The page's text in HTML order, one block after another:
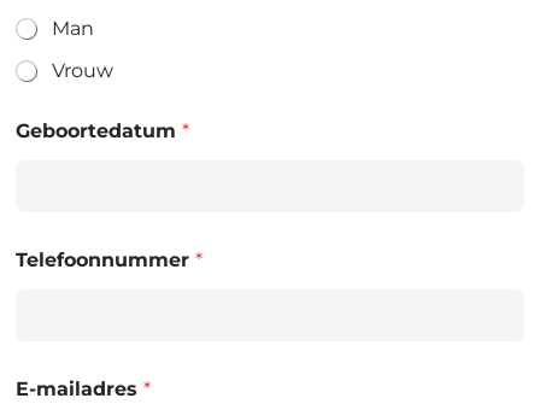
Man
Vrouw
Geboortedatum *
Telefoonnummer *
E-mailadres *